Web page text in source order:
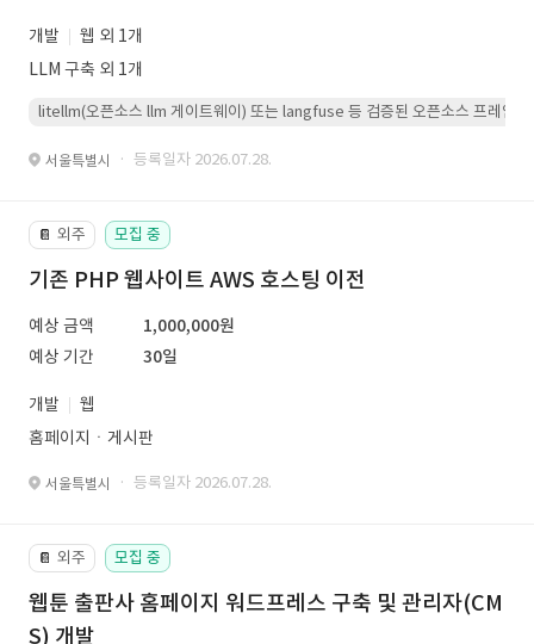
개발
웹 외 1개
LLM 구축 외 1개
litellm(오픈소스 llm 게이트웨이) 또는 langfuse 등 검증된 오픈소스 프레임워
서울특별시 · 등록일자 2026.07.28.
📔 외주 모집 중
기존 PHP 웹사이트 AWS 호스팅 이전
예상 금액
1,000,000원
예상 기간
30일
개발
웹
홈페이지ㆍ게시판
서울특별시 · 등록일자 2026.07.28.
📔 외주 모집 중
웹툰 출판사 홈페이지 워드프레스 구축 및 관리자(CM
S) 개발